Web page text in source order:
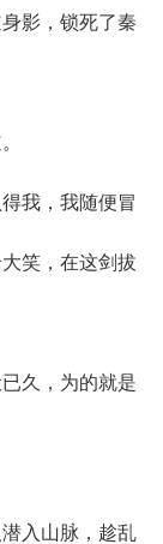
影，锁死了秦
我，我随便冒
笑，在这剑拔
久，为的就是
入山脉，趁乱